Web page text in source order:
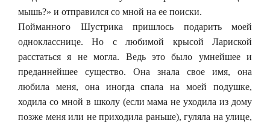
мышь?» и отправился со мной на ее поиски.
Пойманного Шустрика пришлось подарить моей
однокласснице. Но с любимой крысой Лариской
расстаться я не могла. Ведь это было умнейшее и
преданнейшее существо. Она знала свое имя, она
любила меня, она иногда спала на моей подушке,
ходила со мной в школу (если мама не уходила из дому
позже меня или не приходила раньше), гуляла на улице,